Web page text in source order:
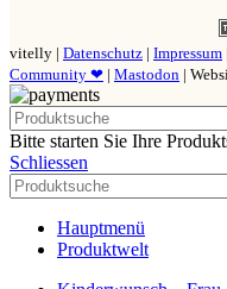
vitelly | Datenschutz | Impressum
Community ❤ | Mastodon |
Bitte starten Sie Ihre
Schliessen
Hauptmenü
Produktwelt